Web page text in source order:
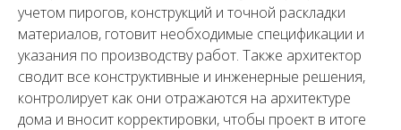
учетом пирогов, конструкций и точной раскладки
материалов, готовит необходимые спецификации и
указания по производству работ. Также архитектор
сводит все конструктивные и инженерные решения,
контролирует как они отражаются на архитектуре
дома и вносит корректировки, чтобы проект в итоге